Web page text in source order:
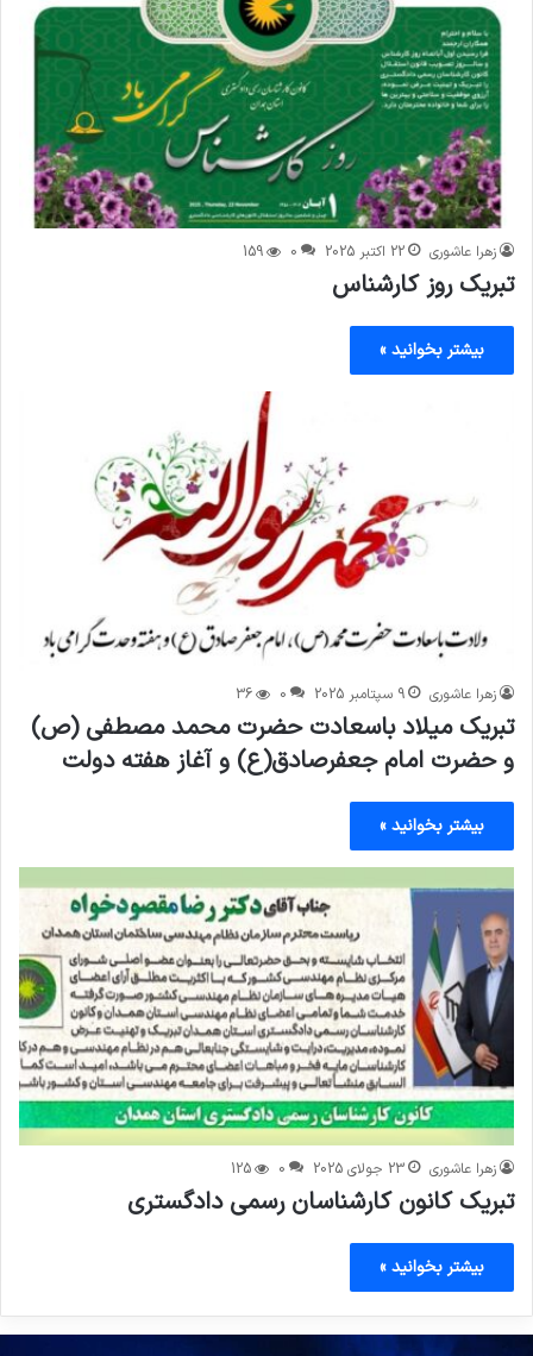
زهرا عاشوری 22 اکتبر 2025 0
159
تبریک روز کارشناس
بیشتر بخوانید »
زهرا عاشوری 9 سپتامبر 2025 0
36
تبریک میلاد باسعادت حضرت محمد مصطفی (ص)
و حضرت امام جعفرصادق(ع) و آغاز هفته دولت
بیشتر بخوانید »
زهرا عاشوری 23 جولای 2025 0
125
تبریک کانون کارشناسان رسمی دادگستری
بیشتر بخوانید »